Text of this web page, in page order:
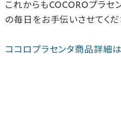
これからもCOCOROプラセ
の毎日をお手伝いさせてく
ココロプラセンタ商品詳細